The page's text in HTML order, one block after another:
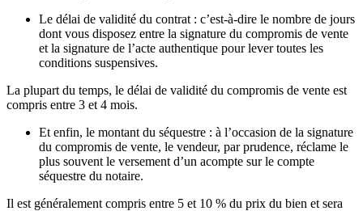
Le délai de validité du contrat : c’est-à-dire le nombre de jours
dont vous disposez entre la signature du compromis de vente
et la signature de l’acte authentique pour lever toutes les
conditions suspensives.
La plupart du temps, le délai de validité du compromis de vente est
compris entre 3 et 4 mois.
Et enfin, le montant du séquestre : à l’occasion de la signature
du compromis de vente, le vendeur, par prudence, réclame le
plus souvent le versement d’un acompte sur le compte
séquestre du notaire.
Il est généralement compris entre 5 et 10 % du prix du bien et sera